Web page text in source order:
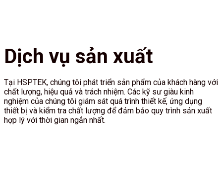
Dịch vụ sản xuất
Tại HSPTEK, chúng tôi phát triển sản phẩm của khách hàng với
chất lượng, hiệu quả và trách nhiệm. Các kỹ sư giàu kinh
nghiệm của chúng tôi giám sát quá trình thiết kế, ứng dụng
thiết bị và kiểm tra chất lượng để đảm bảo quy trình sản xuất
hợp lý với thời gian ngắn nhất.